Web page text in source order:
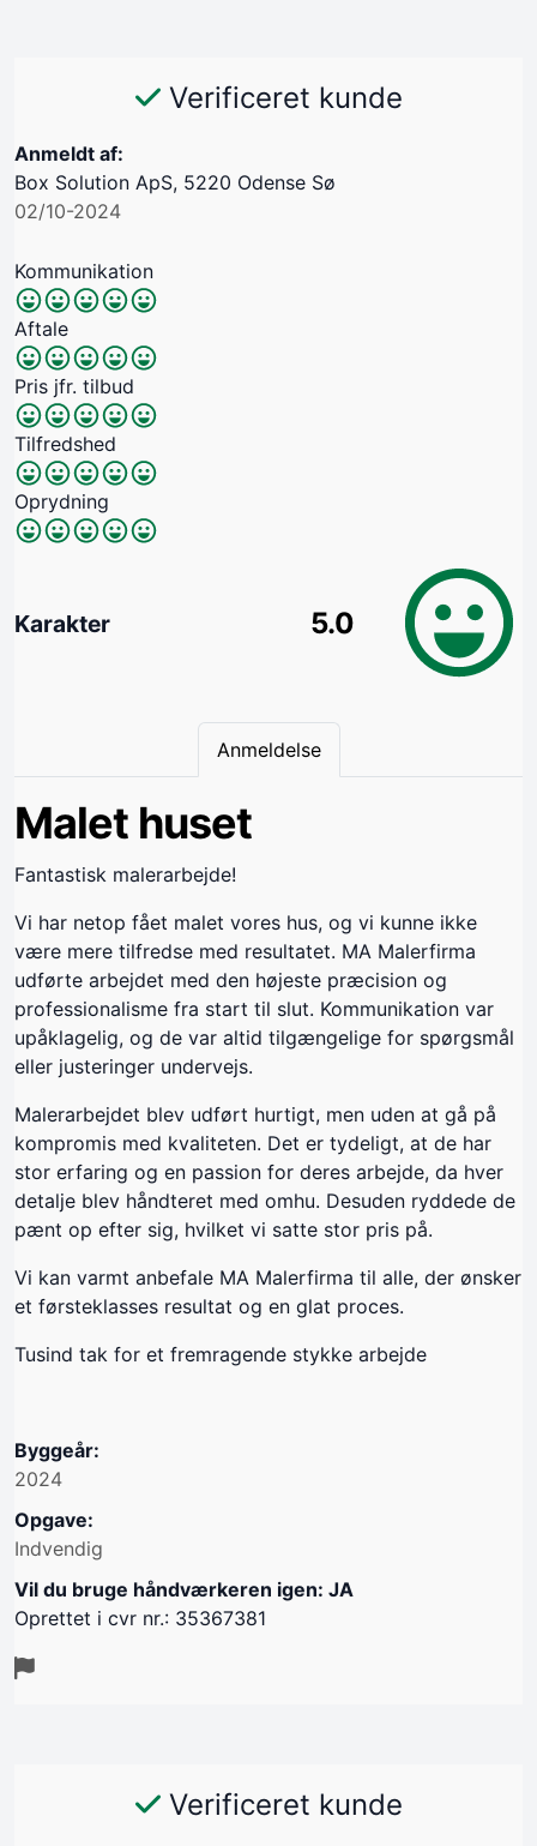
Verificeret kunde
Anmeldt af:
Box Solution ApS, 5220 Odense Sø
02/10-2024
Kommunikation
Aftale
Pris jfr. tilbud
Tilfredshed
Oprydning
Karakter 5.0
Anmeldelse
Malet huset
Fantastisk malerarbejde!
Vi har netop fået malet vores hus, og vi kunne ikke
være mere tilfredse med resultatet. MA Malerfirma
udførte arbejdet med den højeste præcision og
professionalisme fra start til slut. Kommunikation var
upåklagelig, og de var altid tilgængelige for spørgsmål
eller justeringer undervejs.
Malerarbejdet blev udført hurtigt, men uden at gå på
kompromis med kvaliteten. Det er tydeligt, at de har
stor erfaring og en passion for deres arbejde, da hver
detalje blev håndteret med omhu. Desuden ryddede de
pænt op efter sig, hvilket vi satte stor pris på.
Vi kan varmt anbefale MA Malerfirma til alle, der ønsker
et førsteklasses resultat og en glat proces.
Tusind tak for et fremragende stykke arbejde
Byggeår:
2024
Opgave:
Indvendig
Vil du bruge håndværkeren igen: JA
Oprettet i cvr nr.: 35367381
Verificeret kunde